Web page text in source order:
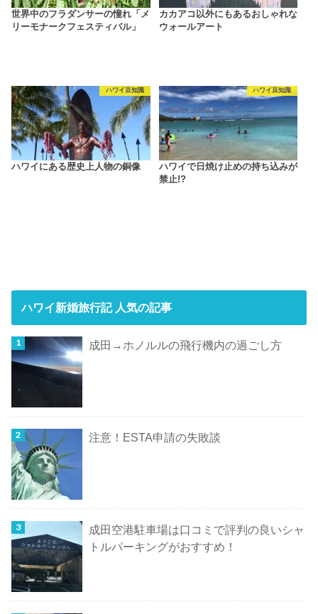
世界中のフラダンサーの憧れ「メ
リーモナークフェスティバル」
カカアコ以外にもあるおしゃれな
ウォールアート
ハワイ豆知識
ハワイにある歴史上人物の銅像
ハワイ豆知識
ハワイで日焼け止めの持ち込みが
禁止!?
ハワイ新婚旅行記 人気の記事
成田→ホノルルの飛行機内の過ごし方
注意！ESTA申請の失敗談
成田空港駐車場は口コミで評判の良いシャ
トルパーキングがおすすめ！